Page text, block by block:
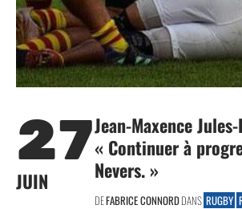
27
JUIN
Jean-Maxence
« Continuer à
Nevers. »
DEFABRICE CONNORDDANS RUGBY